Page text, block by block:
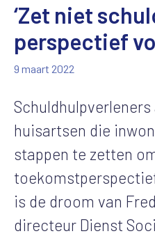
‘Zet niet
perspectief
9 maart 2022
huisartsen die
stappen te zetten
is de droom van
directeur Dienst